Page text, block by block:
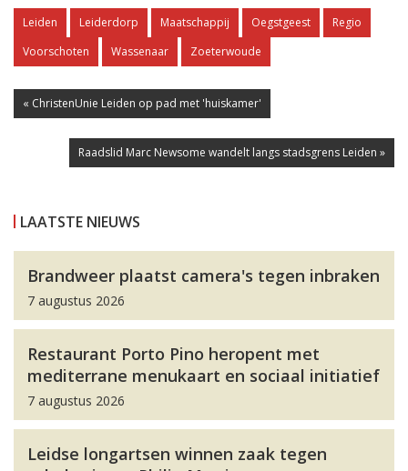
Leiden Leiderdorp Maatschappij Oegstgeest
Regio
Voorschoten
Wassenaar Zoeterwoude
« ChristenUnie Leiden op pad met 'huiskamer'
Raadslid Marc Newsome wandelt langs stadsgrens Leiden »
LAATSTE NIEUWS
Brandweer plaatst camera's tegen inbraken
7 augustus 2026
Restaurant Porto Pino heropent met
mediterrane menukaart en sociaal initiatief
7 augustus 2026
Leidse longartsen winnen zaak tegen